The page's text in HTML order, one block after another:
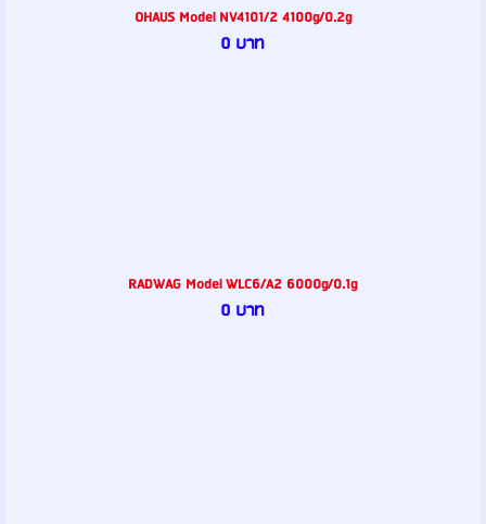
OHAUS Model NV4101/2 4100g/0.2g
0 บาท
RADWAG Model WLC6/A2 6000g/0.1g
0 บาท